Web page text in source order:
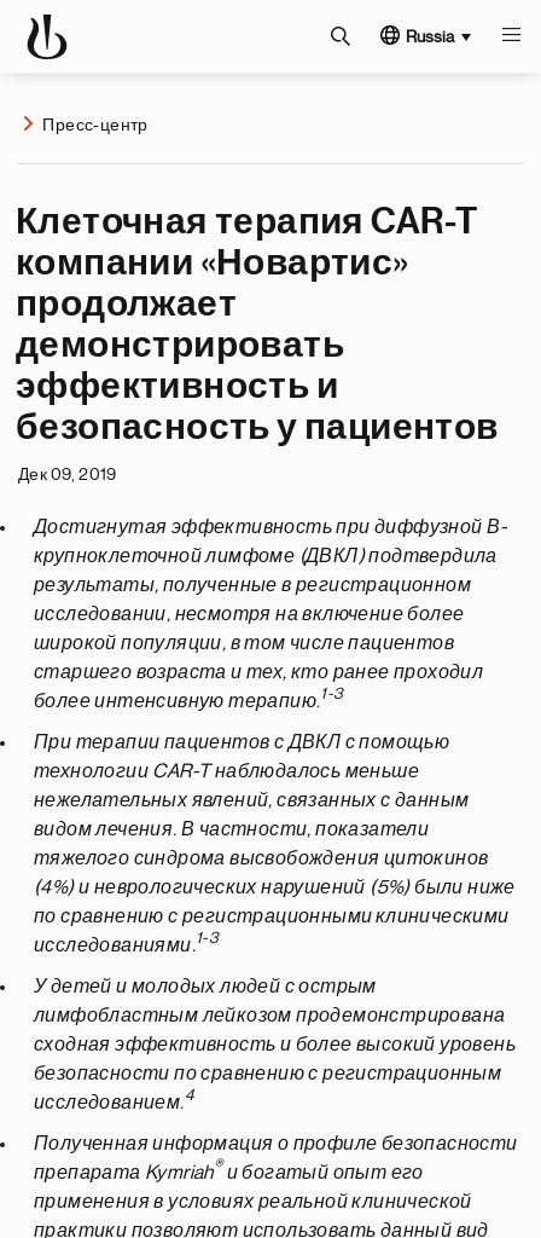
Russia
Пресс-центр
Клеточная терапия CAR-T
компании «Новартис»
продолжает
демонстрировать
эффективность и
безопасность у пациентов
Дек 09, 2019
Достигнутая эффективность при диффузной В-
крупноклеточной лимфоме (ДВКЛ) подтвердила
результаты, полученные в регистрационном
исследовании, несмотря на включение более
широкой популяции, в том числе пациентов
старшего возраста и тех, кто ранее проходил
более интенсивную терапию.1-3
При терапии пациентов с ДВКЛ с помощью
технологии CAR-T наблюдалось меньше
нежелательных явлений, связанных с данным
видом лечения. В частности, показатели
тяжелого синдрома высвобождения цитокинов
(4%) и неврологических нарушений (5%) были ниже
по сравнению с регистрационными клиническими
исследованиями.1-3
У детей и молодых людей с острым
лимфобластным лейкозом продемонстрирована
сходная эффективность и более высокий уровень
безопасности по сравнению с регистрационным
исследованием.4
Полученная информация о профиле безопасности
препарата Kymriah® и богатый опыт его
применения в условиях реальной клинической
практики позволяют использовать данный вид